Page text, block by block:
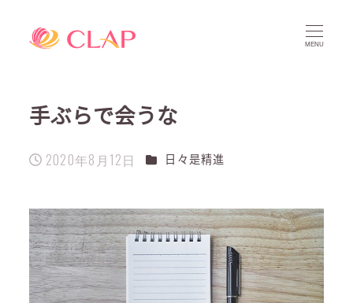
MENU
手ぶらで会うな
投稿日
2020年8月12日 カテゴリー
日々是精進